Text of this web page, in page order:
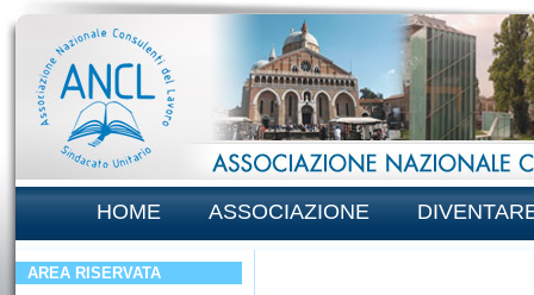
HOME ASSOCIAZIONE
AREA RISERVATA